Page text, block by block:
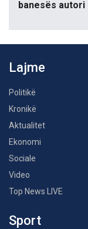
banesës
Lajme
Politikë
Kronikë
Aktualitet
Ekonomi
Sociale
Video
Top News LIVE
Sport